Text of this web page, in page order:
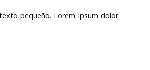
pequeño. Lorem ipsum dolor